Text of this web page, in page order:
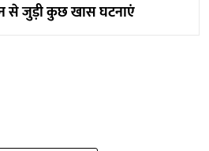
से जुड़ी कुछ खास घटनाएं